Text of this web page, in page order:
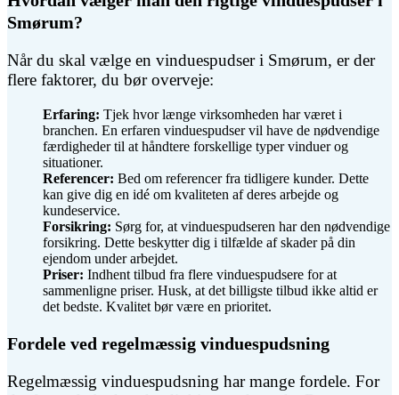
Smørum?
Når du skal vælge en vinduespudser i Smørum, er der
flere faktorer, du bør overveje:
Erfaring: Tjek hvor længe virksomheden har været i
branchen. En erfaren vinduespudser vil have de nødvendige
færdigheder til at håndtere forskellige typer vinduer og
situationer.
Referencer: Bed om referencer fra tidligere kunder. Dette
kan give dig en idé om kvaliteten af deres arbejde og
kundeservice.
Forsikring: Sørg for, at vinduespudseren har den nødvendige
forsikring. Dette beskytter dig i tilfælde af skader på din
ejendom under arbejdet.
Priser: Indhent tilbud fra flere vinduespudsere for at
sammenligne priser. Husk, at det billigste tilbud ikke altid er
det bedste. Kvalitet bør være en prioritet.
Fordele ved regelmæssig vinduespudsning
Regelmæssig vinduespudsning har mange fordele. For